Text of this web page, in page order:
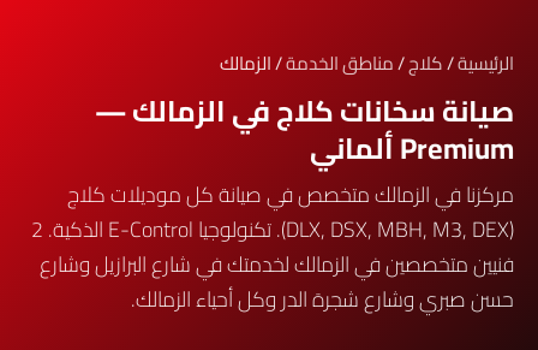
الرئيسية/كلاج/مناطق الخدمة/ الزمالك
صيانة سخانات كلاج في الزمالك —
Premium ألماني
مركزنا في الزمالك متخصص في صيانة كل موديلات كلاج
(DLX, DSX, MBH, M3, DEX). تكنولوجيا E-Control الذكية. 2
فنيين متخصصين في الزمالك لخدمتك في شارع البرازيل وشارع
حسن صبري وشارع شجرة الدر وكل أحياء الزمالك.